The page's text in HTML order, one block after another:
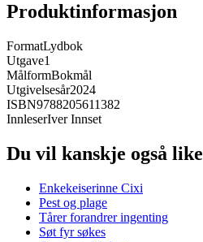
Produktinformasjon
FormatLydbok
Utgave1
MålformBokmål
Utgivelsesår2024
ISBN9788205611382
InnleserIver Innset
Du vil kanskje også like
Enkekeiserinne Cixi
Pest og plage
Tårer forandrer ingenting
Søt fyr søkes